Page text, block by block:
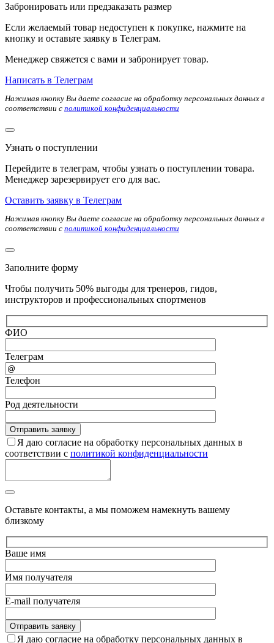
Забронировать или предзаказать размер
Если желаемый товар недоступен к покупке, нажмите на
кнопку и оставьте заявку в Телеграм.
Менеджер свяжется с вами и забронирует товар.
Написать в Телеграм
Нажимая кнопку Вы даете согласие на обработку персональных данных в
соответствии с политикой конфиденциальности
Узнать о поступлении
Перейдите в телеграм, чтобы узнать о поступлении товара.
Менеджер зарезервирует его для вас.
Оставить заявку в Телеграм
Нажимая кнопку Вы даете согласие на обработку персональных данных в
соответствии с политикой конфиденциальности
Заполните форму
Чтобы получить 50% выгоды для тренеров, гидов,
инструкторов и профессиональных спортменов
ФИО
Телеграм
Телефон
Род деятельности
Я даю согласие на обработку персональных данных в
соответствии с политикой конфиденциальности
Оставьте контакты, а мы поможем намекнуть вашему
близкому
Ваше имя
Имя получателя
E-mail получателя
Я даю согласие на обработку персональных данных в